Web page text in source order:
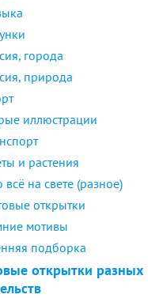
города
природа
иллюстрации
и растения
всё на свете (разное)
открытки
мотивы
подборка
открытки разных